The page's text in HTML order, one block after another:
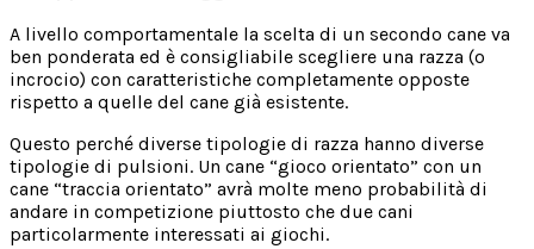
A livello comportamentale la scelta di un secondo cane va
ben ponderata ed è consigliabile scegliere una razza (o
incrocio) con caratteristiche completamente opposte
rispetto a quelle del cane già esistente.
Questo perché diverse tipologie di razza hanno diverse
tipologie di pulsioni. Un cane “gioco orientato” con un
cane “traccia orientato” avrà molte meno probabilità di
andare in competizione piuttosto che due cani
particolarmente interessati ai giochi.